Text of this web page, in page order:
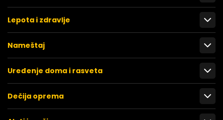
Lepota i zdravlje
Nameštaj
Uređenje doma i rasveta
Dečija oprema